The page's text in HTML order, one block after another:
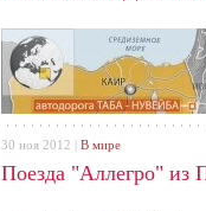
Поезда "Аллегро" из
30 ноя 2012 | В мире